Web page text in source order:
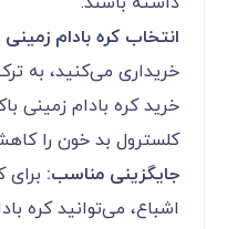
انتخاب کره بادام زمینی
خریداری می‌کنید، به
خرید کره بادام زمینی
کلسترول بد خون را
جایگزینی مناسب:
اشباع، می‌توانید کره